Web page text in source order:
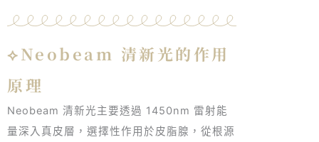
⟡Neobeam 清新光的作用
原理
Neobeam 清新光主要透過 1450nm 雷射能
量深入真皮層，選擇性作用於皮脂腺，從根源